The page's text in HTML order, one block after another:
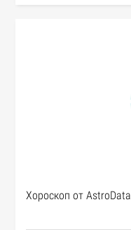
Хороскоп от AstroData